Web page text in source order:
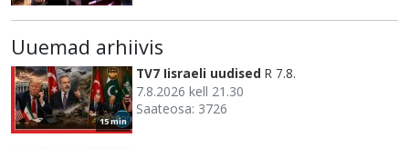
Uuemad arhiivis
15 min
TV7 Iisraeli uudised R 7.8.
7.8.2026 kell 21.30
Saateosa: 3726